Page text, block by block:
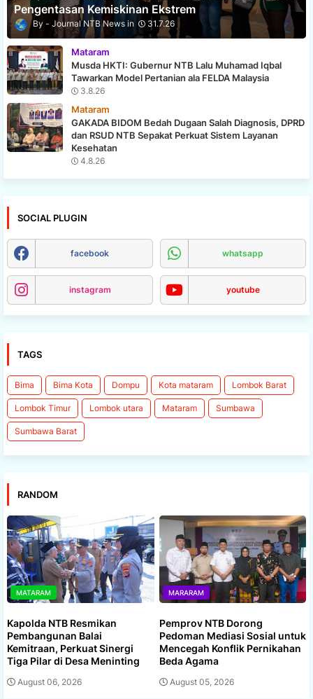
Pengentasan Kemiskinan Ekstrem
Journal NTB News 31.7.26
Mataram
Musda HKTI: Gubernur NTB Lalu Muhamad Iqbal
Tawarkan Model Pertanian ala FELDA Malaysia
3.8.26
Mataram
GAKADA BIDOM Bedah Dugaan Salah Diagnosis, DPRD
dan RSUD NTB Sepakat Perkuat Sistem Layanan
Kesehatan
4.8.26
SOCIAL PLUGIN
facebook whatsapp
instagram youtube
TAGS
Bima Bima Kota Dompu Kota mataram Lombok Barat
Lombok Timur Lombok utara Mataram Sumbawa
Sumbawa Barat
RANDOM
MATARAM
Kapolda NTB Resmikan
Pembangunan Balai
Kemitraan, Perkuat Sinergi
Tiga Pilar di Desa Meninting
August 06, 2026
MARARAM
Pemprov NTB Dorong
Pedoman Mediasi Sosial untuk
Mencegah Konflik Pernikahan
Beda Agama
August 05, 2026